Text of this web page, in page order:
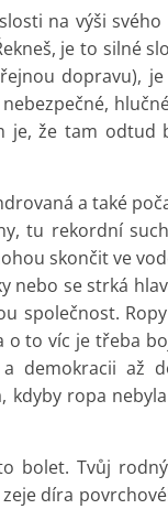
na výši
je to silné
dopravu),
je, že tam odtud
a také
tu rekordní
skončit ve
nebo se strká
společnost.
to víc je třeba
demokracii až
ropa
bolet. Tvůj
díra